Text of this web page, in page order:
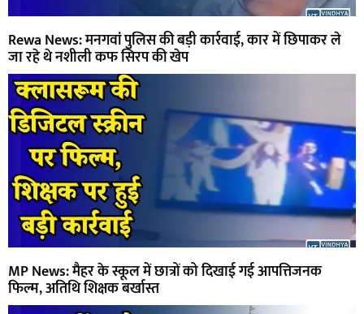
Rewa News: मनगवां पुलिस की बड़ी कार्रवाई, कार में छिपाकर ले
जा रहे थे नशीली कफ सिरप की खेप
MP News: मैहर के स्कूल में छात्रों को दिखाई गई आपत्तिजनक
फिल्म, अतिथि शिक्षक बर्खास्त